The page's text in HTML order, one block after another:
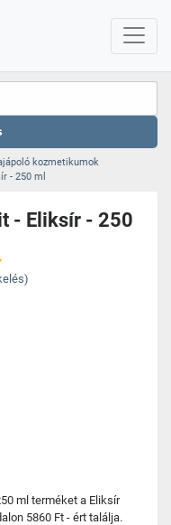
kozmetikumok
- 250 ml
- Eliksír - 250
ml terméket a Eliksír
5860 Ft - ért találja.